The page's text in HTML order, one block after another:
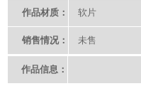
作品材质： 软片
销售情况： 未售
作品信息：